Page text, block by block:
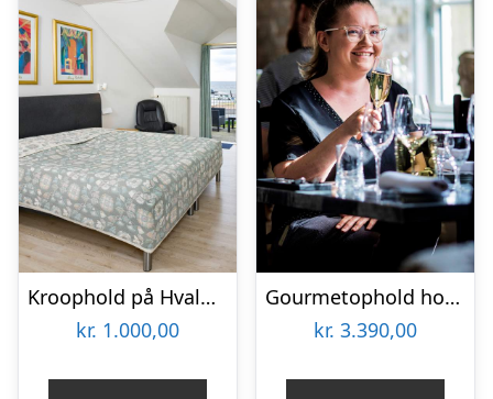
Kroophold på Hvalpsund Færgekro
kr. 1.000,00
Gourmetophold hos Fladbro Kro
kr. 3.390,00